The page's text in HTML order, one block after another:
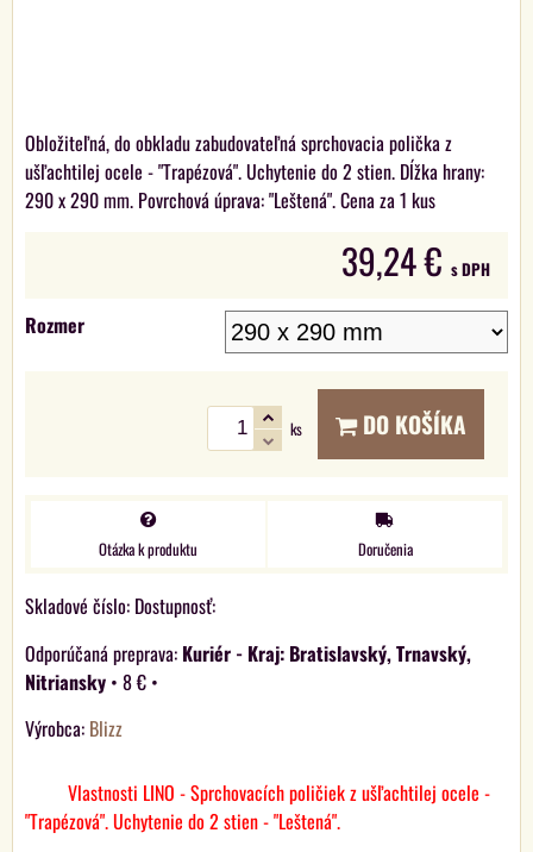
Obložiteľná, do obkladu zabudovateľná sprchovacia polička z
ušľachtilej ocele - "Trapézová". Uchytenie do 2 stien. Dĺžka hrany:
290 x 290 mm. Povrchová úprava: "Leštená". Cena za 1 kus
39,24 € s DPH
Rozmer
ks DO KOŠÍKA
Otázka k produktu Doručenia
Skladové číslo: Dostupnosť:
Kuriér - Kraj: Bratislavský, Trnavský,
Nitriansky • 8 € •
Výrobca: Blizz
Vlastnosti LINO - Sprchovacích poličiek z ušľachtilej ocele -
"Trapézová". Uchytenie do 2 stien - "Leštená".